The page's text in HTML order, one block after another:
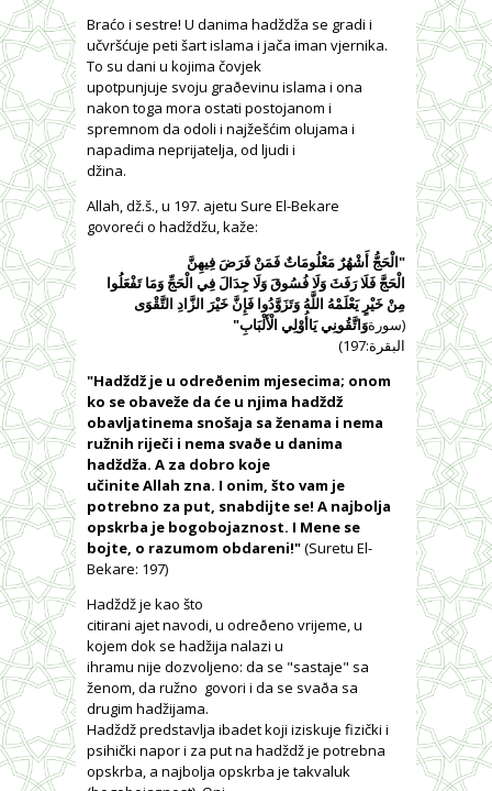
Braćo i sestre! U danima hadždža se gradi i
učvršćuje peti šart islama i jača iman vjernika.
To su dani u kojima čovjek
upotpunjuje svoju graðevinu islama i ona
nakon toga mora ostati postojanom i
spremnom da odoli i najžešćim olujama i
napadima neprijatelja, od ljudi i
džina.
Allah, dž.š., u 197. ajetu Sure El-Bekare
govoreći o hadždžu, kaže:
"الْحَجُّ أَشْهُرٌ مَعْلُومَاتٌ فَمَنْ فَرَضَ فِيهِنَّ
الْحَجَّ فَلَا رَفَثَ وَلَا فُسُوقَ وَلَا جِدَالَ فِي الْحَجِّ وَمَا تَفْعَلُوا
مِنْ خَيْرٍ يَعْلَمْهُ اللَّهُ وَتَزَوَّدُوا فَإِنَّ خَيْرَ الزَّادِ التَّقْوَى
وَاتَّقُونِي يَاأُوْلِي الْأَلْبَابِ"(سورة
البقرة:197)
"Hadždž je u odreðenim mjesecima; onom
ko se obaveže da će u njima hadždž
obavljatinema snošaja sa ženama i nema
ružnih riječi i nema svaðe u danima
hadždža. A za dobro koje
učinite Allah zna. I onim, što vam je
potrebno za put, snabdijte se! A najbolja
opskrba je bogobojaznost. I Mene se
bojte, o razumom obdareni!"(Suretu El-
Bekare: 197)
Hadždž je kao što
citirani ajet navodi, u odreðeno vrijeme, u
kojem dok se hadžija nalazi u
ihramu nije dozvoljeno: da se "sastaje" sa
ženom, da ružno govori i da se svaða sa
drugim hadžijama.
Hadždž predstavlja ibadet koji iziskuje fizički i
psihički napor i za putna hadždžje potrebna
opskrba, a najbolja opskrba je takvaluk